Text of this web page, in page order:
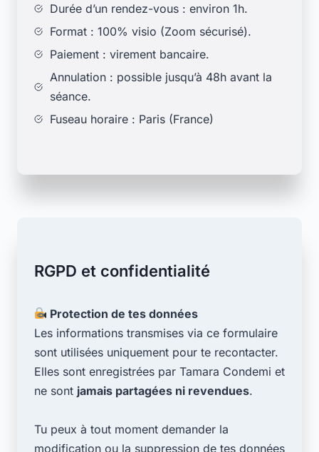
Durée d’un rendez-vous : environ 1h.
Format : 100% visio (Zoom sécurisé).
Paiement : virement bancaire.
Annulation : possible jusqu’à 48h avant la
séance.
Fuseau horaire : Paris (France)
RGPD et confidentialité
Protection de tes données
Les informations transmises via ce formulaire
sont utilisées uniquement pour te recontacter.
Elles sont enregistrées par Tamara Condemi et
ne sont jamais partagées ni revendues.
Tu peux à tout moment demander la
modification ou la suppression de tes données